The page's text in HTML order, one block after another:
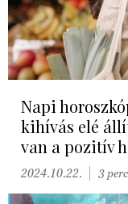
Napi
kihívás elé
van a pozitív
2024.10.22. 3